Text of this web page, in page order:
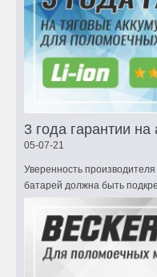
3 года гарантии на
05-07-21
Уверенность
батарей должна быть